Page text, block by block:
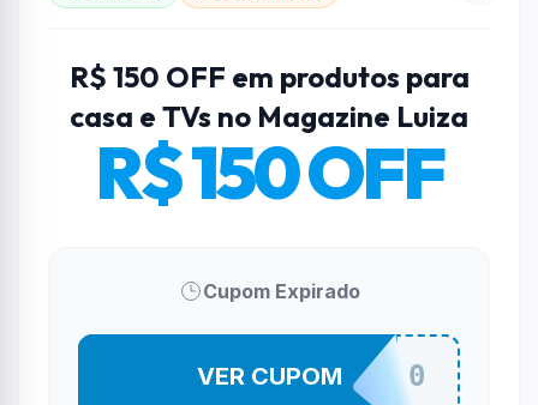
R$ 150 OFF em produtos para
casa e TVs no Magazine Luiza
R$ 150 OFF
Cupom Expirado
LU150
VER CUPOM